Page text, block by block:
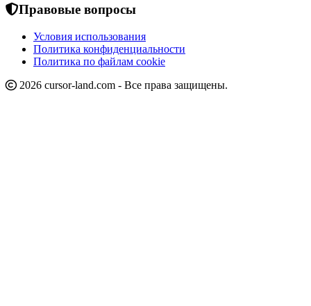
Правовые вопросы
Условия использования
Политика конфиденциальности
Политика по файлам cookie
2026 cursor-land.com - Все права защищены.